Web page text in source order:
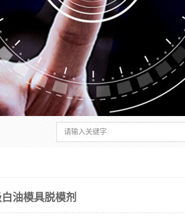
油模具脱模剂